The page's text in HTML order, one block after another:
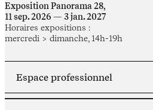
Exposition Panorama 28,
11 sep. 2026 — 3 jan. 2027
Horaires expositions :
mercredi > dimanche, 14h-19h